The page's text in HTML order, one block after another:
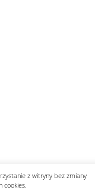
z witryny bez zmiany
cookies.